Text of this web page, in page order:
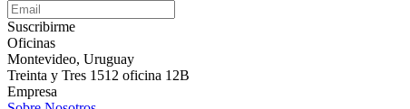
Suscribirme
Oficinas
Montevideo, Uruguay
Treinta y Tres 1512 oficina 12B
Empresa